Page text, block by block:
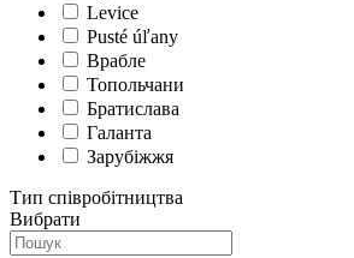
Levice
Pusté úľany
Врабле
Топольчани
Братислава
Галанта
Зарубіжжя
Тип співробітництва
Вибрати